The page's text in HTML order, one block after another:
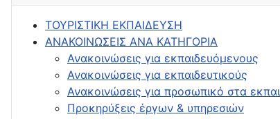
ΤΟΥΡΙΣΤΙΚΗ ΕΚΠΑΙΔΕΥΣΗ
ΑΝΑΚΟΙΝΩΣΕΙΣ ΑΝΑ ΚΑΤΗΓΟΡΙΑ
Ανακοινώσεις για εκπαιδευόμενους
Ανακοινώσεις για εκπαιδευτικούς
Ανακοινώσεις για προσωπικό στα
Προκηρύξεις έργων & υπηρεσιών